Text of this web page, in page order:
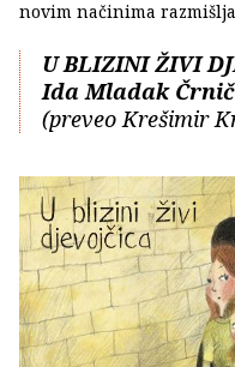
novim načinima
U BLIZINI ŽIVI
Ida Mladak
(preveo Krešimir